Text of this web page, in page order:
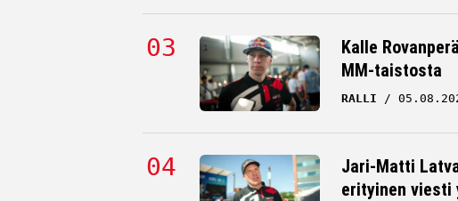
Kalle
MM-taistosta
RALLI
Jari-Matti
erityinen viesti